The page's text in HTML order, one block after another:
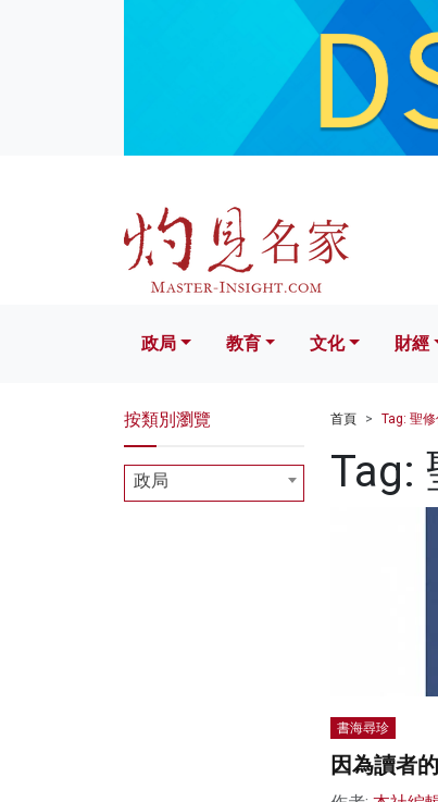
文化 財經
政局 教育 文化 財經
首頁 Tag: 聖
Tag:
書海尋珍
因為讀者
按類別瀏覽
政局